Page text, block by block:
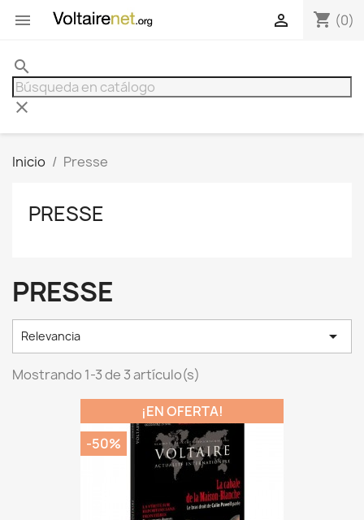
 shopping_cart (0)

search
clear
Inicio Presse
PRESSE
PRESSE
Relevancia 
Mostrando 1-3 de 3 artículo(s)
¡EN OFERTA!
-50%